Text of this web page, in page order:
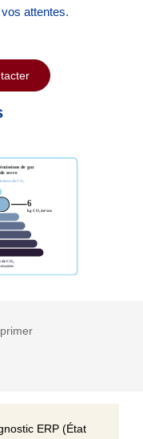
attentes.
ERP (État